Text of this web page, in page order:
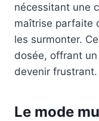
nécessitant une
maîtrise parfaite
les surmonter.
dosée, offrant
devenir frustrant.
Le mode